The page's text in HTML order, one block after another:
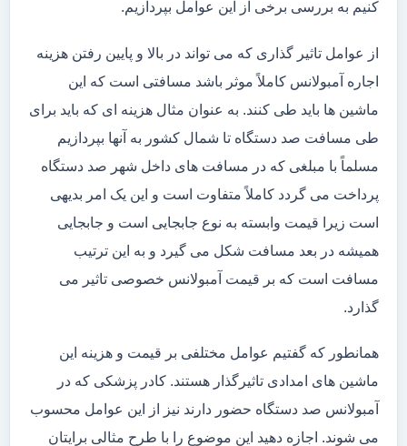
کنیم به بررسی برخی از این عوامل بپردازیم.
از عوامل تاثیر گذاری که می تواند در بالا و پایین رفتن هزینه
اجاره آمبولانس کاملاً موثر باشد مسافتی است که این
ماشین ها باید طی کنند. به عنوان مثال هزینه ای که باید برای
طی مسافت صد دستگاه تا شمال کشور به آنها بپردازیم
مسلماً با مبلغی که در مسافت های داخل شهر صد دستگاه
پرداخت می گردد کاملاً متفاوت است و این یک امر بدیهی
است زیرا قیمت وابسته به نوع جابجایی است و جابجایی
همیشه در بعد مسافت شکل می گیرد و به این ترتیب
مسافت است که بر قیمت آمبولانس خصوصی تاثیر می
گذارد.
همانطور که گفتیم عوامل مختلفی بر قیمت و هزینه این
ماشین های امدادی تاثیرگذار هستند. کادر پزشکی که در
آمبولانس صد دستگاه حضور دارند نیز از این عوامل محسوب
می شوند. اجازه دهید این موضوع را با طرح مثالی برایتان